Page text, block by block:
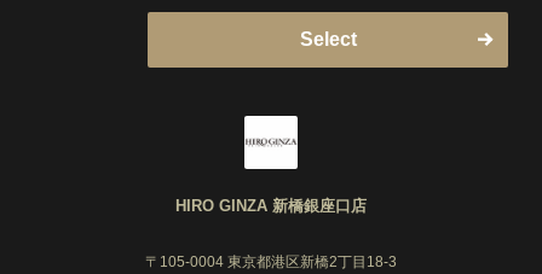
床屋さんに憧れを持っていたことをその時思い出しま
でも何故、美容師ではなく理容師なのか。
んか、理容師さんだけなんです！！！
満足して頂けたらさぞ幸せだろうな、それが理容師を
Select
HIRO GINZA 新橋銀座口店
〒105-0004 東京都港区新橋2丁目18-3